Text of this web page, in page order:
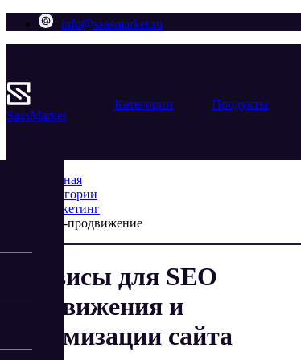
info@saasmarket.ru
SaasMarket
Категории Продукты
Главная
Категории
Маркетинг
SEO-продвижение
Сервисы для SEO
продвижения и
оптимизации сайта